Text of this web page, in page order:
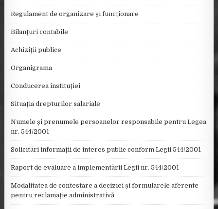
o
r
:
Regulament de organizare și funcționare
Bilanțuri contabile
Achiziţii publice
Organigrama
Conducerea instituției
Situația drepturilor salariale
Numele și prenumele persoanelor responsabile pentru Legea
nr. 544/2001
Solicitări informații de interes public conform Legii 544/2001
Raport de evaluare a implementării Legii nr. 544/2001
Modalitatea de contestare a deciziei și formularele aferente
pentru reclamație administrativă